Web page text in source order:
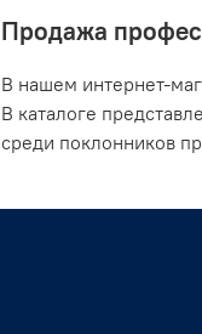
Продажа
В нашем интернет-
В каталоге
среди поклонников